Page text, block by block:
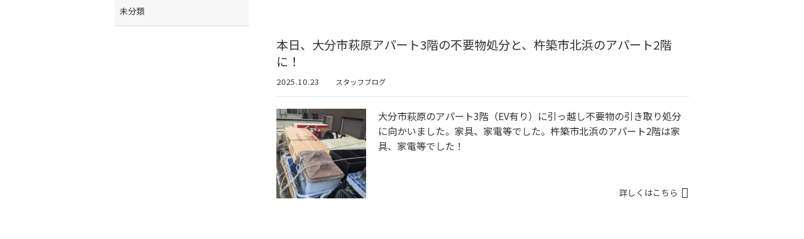
本日、大分市萩原アパート3階の不要物処分と、杵築市北浜のアパート2階
に！
2025.10.23 スタッフブログ
大分市萩原のアパート3階（EV有り）に引っ越し不要物の引き取り処分
に向かいました。家具、家電等でした。杵築市北浜のアパート2階は家
具、家電等でした！
詳しくはこちら
未分類